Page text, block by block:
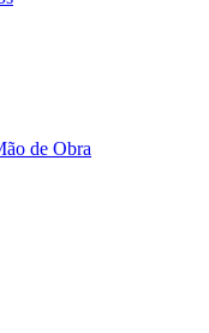
de Obra